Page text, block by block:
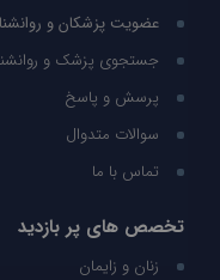
عضویت پزشکان و
جستجوی پزشک و
پرسش و پاسخ
سوالات متدوال
تماس با ما
تخصص های پر بازدید
زنان و زایمان